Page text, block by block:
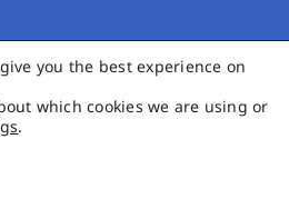
sales_inter@pqstarch.com
:
you the best experience on
which cookies we are using or
.
Cookie Banner